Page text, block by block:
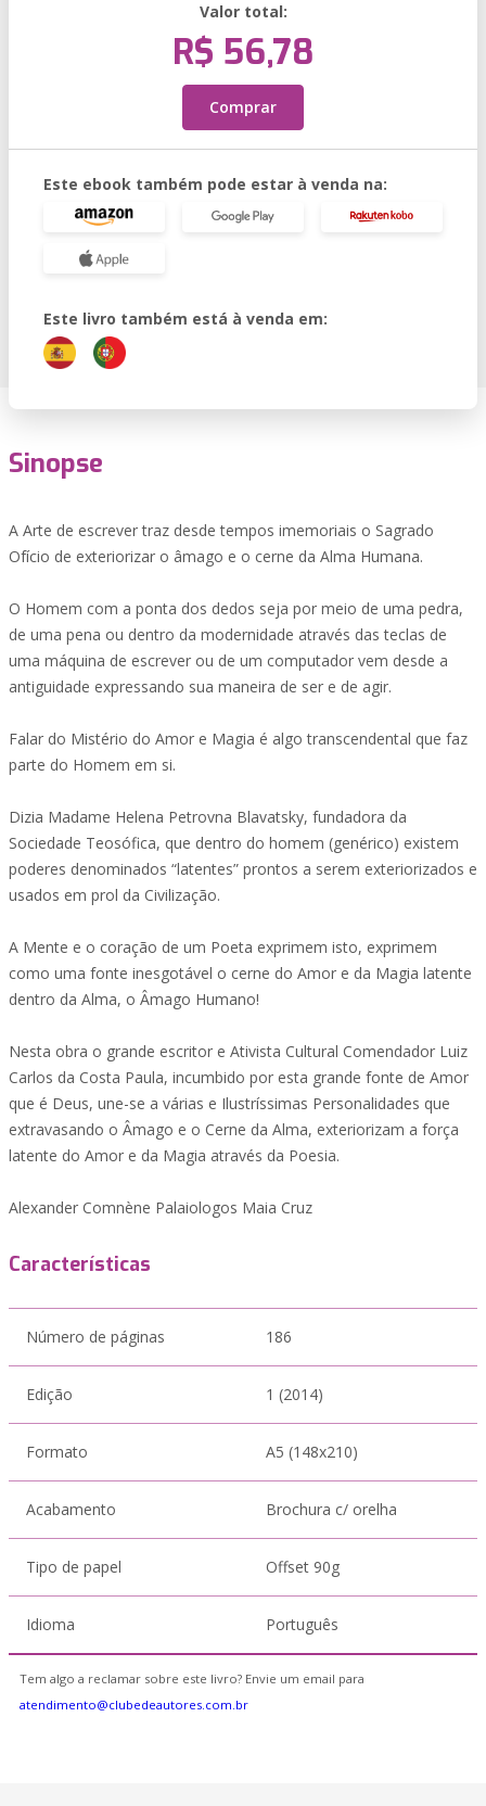
Valor total:
R$ 56,78
Comprar
Este ebook também pode estar à venda na:
Este livro também está à venda em:
Sinopse
A Arte de escrever traz desde tempos imemoriais o Sagrado
Ofício de exteriorizar o âmago e o cerne da Alma Humana.
O Homem com a ponta dos dedos seja por meio de uma pedra,
de uma pena ou dentro da modernidade através das teclas de
uma máquina de escrever ou de um computador vem desde a
antiguidade expressando sua maneira de ser e de agir.
Falar do Mistério do Amor e Magia é algo transcendental que faz
parte do Homem em si.
Dizia Madame Helena Petrovna Blavatsky, fundadora da
Sociedade Teosófica, que dentro do homem (genérico) existem
poderes denominados “latentes” prontos a serem exteriorizados e
usados em prol da Civilização.
A Mente e o coração de um Poeta exprimem isto, exprimem
como uma fonte inesgotável o cerne do Amor e da Magia latente
dentro da Alma, o Âmago Humano!
Nesta obra o grande escritor e Ativista Cultural Comendador Luiz
Carlos da Costa Paula, incumbido por esta grande fonte de Amor
que é Deus, une-se a várias e Ilustríssimas Personalidades que
extravasando o Âmago e o Cerne da Alma, exteriorizam a força
latente do Amor e da Magia através da Poesia.
Alexander Comnène Palaiologos Maia Cruz
Características
Número de páginas 186
Edição 1 (2014)
Formato A5 (148x210)
Acabamento Brochura c/ orelha
Tipo de papel Offset 90g
Idioma Português
Tem algo a reclamar sobre este livro? Envie um email para
atendimento@clubedeautores.com.br